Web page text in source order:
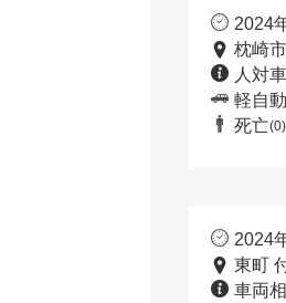
2024
枕崎
人対
軽自
死亡(0)
2024
東町
車両